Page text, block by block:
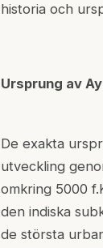
historia och
Ursprung av
De exakta
utveckling
omkring 5000
den indiska
de största